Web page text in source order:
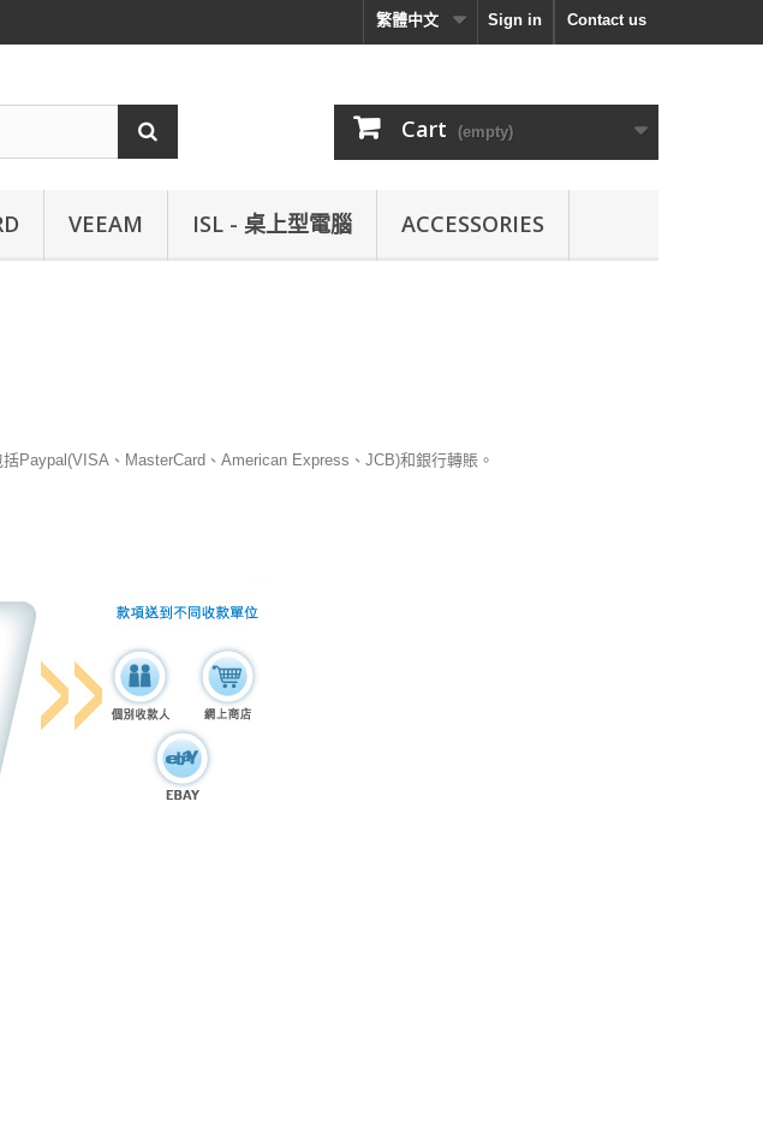
Contact us
Sign in
繁體中文
Cart (empty)
VEEAM ISL - 桌上型電腦 ACCESSORIES
Paypal(VISA、MasterCard、American Express、JCB)和銀行轉賬。